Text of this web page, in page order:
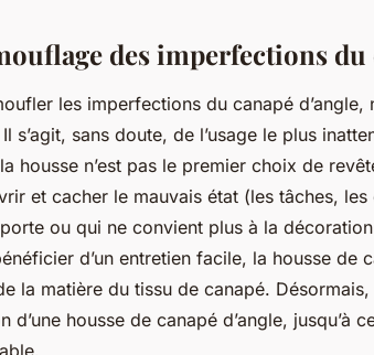
des imperfections du
les imperfections du canapé
s’agit, sans doute, de l’usage le plus
housse n’est pas le premier choix de
et cacher le mauvais état (les tâches,
ou qui ne convient plus à la décoration
d’un entretien facile, la housse de
la matière du tissu de canapé.
d’une housse de canapé d’angle, jusqu’à